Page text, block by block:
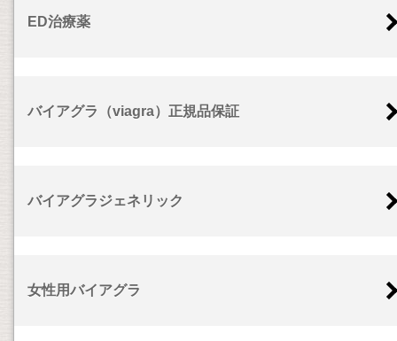
ED治療薬
バイアグラ（viagra）正規品保証
バイアグラジェネリック
女性用バイアグラ